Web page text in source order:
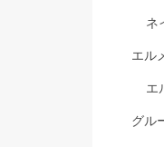
ネ
エル
エ
グル